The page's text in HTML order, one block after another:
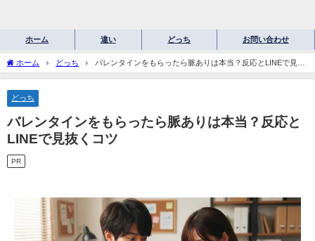
ホーム 違い どっち お問い合わせ
ホーム どっち
バレンタインをもらったら脈ありは本当？反応とLINEで見抜
くコツ
どっち
バレンタインをもらったら脈ありは本当？反応と
LINEで見抜くコツ
PR